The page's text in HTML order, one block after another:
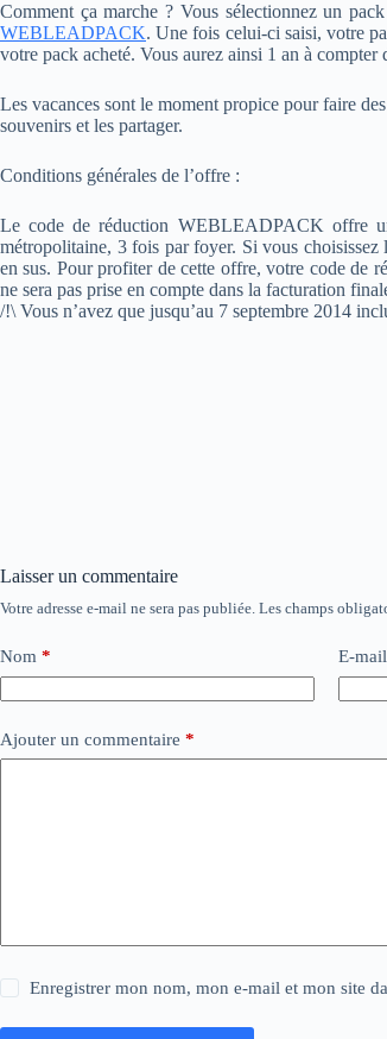
Comment ça marche ? Vous sélectionnez un
WEBLEADPACK. Une fois celui-ci saisi, votre
votre pack acheté. Vous aurez ainsi 1 an à
Les vacances sont le moment propice pour faire
souvenirs et les partager.
Conditions générales de l’offre :
Le code de réduction WEBLEADPACK offre
métropolitaine, 3 fois par foyer. Si vous
en sus. Pour profiter de cette offre, votre code de
ne sera pas prise en compte dans la facturation
/!\ Vous n’avez que jusqu’au 7 septembre 2014
Laisser un commentaire
Votre adresse e-mail ne sera pas publiée. Les champs
Nom * E-mail
Ajouter un commentaire *
Enregistrer mon nom, mon e-mail et mon site